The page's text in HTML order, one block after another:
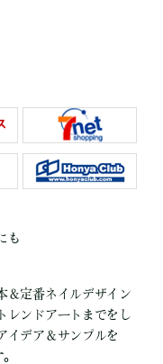
も
＆定番ネイルデザイン
レンドアートまでをし
イデア＆サンプルを